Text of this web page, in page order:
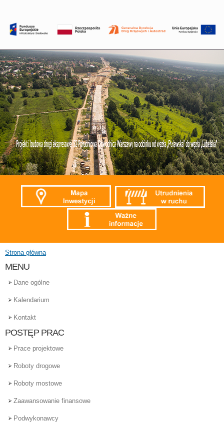
Jesteś tutaj
Strona główna
MENU
Dane ogólne
Kalendarium
Kontakt
POSTĘP PRAC
Prace projektowe
Roboty drogowe
Roboty mostowe
Zaawansowanie finansowe
Podwykonawcy